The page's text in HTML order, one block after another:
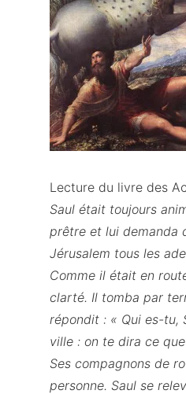
Lecture du livre des
Saul était toujours
prêtre et lui demanda
Jérusalem tous les
Comme il était en
clarté. Il tomba par
répondit : « Qui es-tu,
ville : on te dira ce
Ses compagnons de
personne. Saul se